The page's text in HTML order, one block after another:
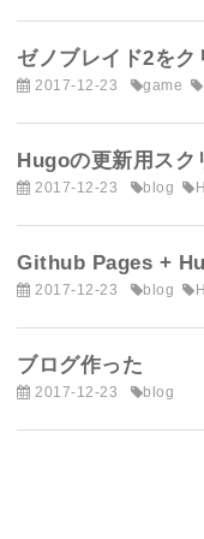
ゼノブレイド2をク
2017-12-23 game
Hugoの更新用スク
2017-12-23 blog
Github Pages +
2017-12-23 blog
ブログ作った
2017-12-23 blog